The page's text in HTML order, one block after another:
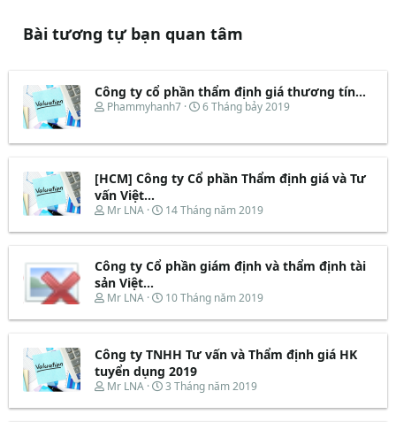
Bài tương tự bạn quan tâm
Công ty cổ phần thẩm định giá thương tín...
T
e
d
s
t
a
r
e
r
Phammyhanh7
N
y
ắ
đ
ầ
u
6 Tháng bảy 2019
[HCM] Công ty Cổ phần Thẩm định giá và Tư
vấn Việt...
T
r
a
d
s
a
t
r
Mr LNA
N
à
b
t
ầ
14 Tháng năm 2019
Công ty Cổ phần giám định và thẩm định tài
sản Việt...
T
r
a
d
s
a
Mr LNA
N
à
b
ắ
t
ầ
10 Tháng năm 2019
Công ty TNHH Tư vấn và Thẩm định giá HK
tuyển dụng 2019
T
r
Mr LNA
N
à
3 Tháng năm 2019